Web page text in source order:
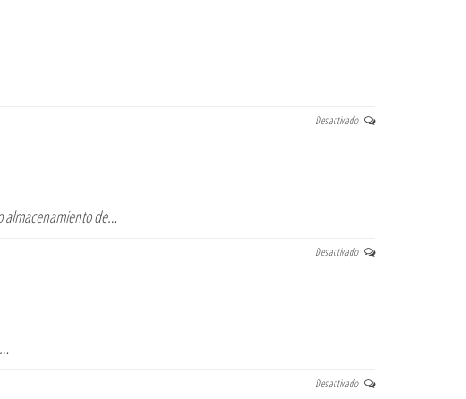
Desactivado
almacenamiento de…
Desactivado
Desactivado